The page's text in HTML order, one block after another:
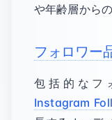
や年齢層から
フォロワー
包括的なフ
Instagram